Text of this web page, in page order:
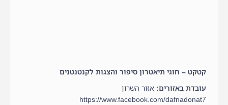
קטקט – חוגי תיאטרון סיפור והצגות לקנטנטנים
עובדת באזורים: אזור השרון
https://www.facebook.com/dafnadonat7